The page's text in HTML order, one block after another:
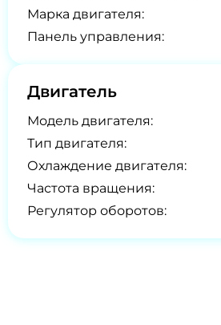
Марка двигателя:
Панель управления:
Двигатель
Модель двигателя:
Тип двигателя:
Охлаждение двигателя:
Частота вращения:
Регулятор оборотов: